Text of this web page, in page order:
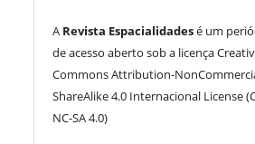
A Revista Espacialidadesé um
de acesso aberto sob a licença
Commons Attribution-
ShareAlike 4.0 Internacional License
NC-SA 4.0)